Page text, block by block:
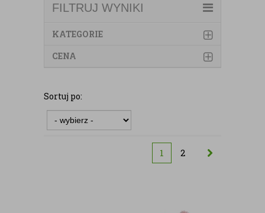
FILTRUJ WYNIKI
KATEGORIE
CENA
Sortuj po:
1 2